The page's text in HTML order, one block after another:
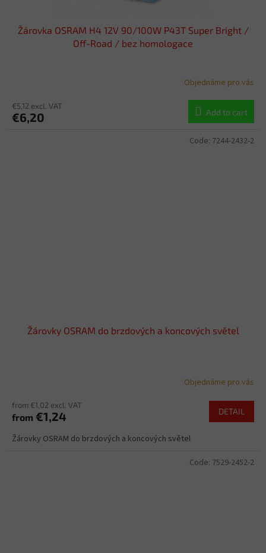
Žárovka OSRAM H4 12V 90/100W P43T Super Bright /
Off-Road / bez homologace
Objednáme pro vás
€5,12 excl. VAT
€6,20 Add to cart
Žárovky OSRAM do brzdových a koncových světel
Objednáme pro vás
from €1,02 excl. VAT
from €1,24 DETAIL
Žárovky OSRAM do brzdových a koncových světel
Code: 7244-2432-2
Code: 7529-2452-2